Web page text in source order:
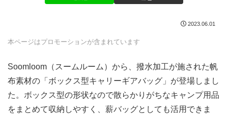
2023.06.01
本ページはプロモーションが含まれています
Soomloom（スームルーム）から、撥水加工が施された帆
布素材の「ボックス型キャリーギアバッグ」が登場しまし
た。ボックス型の形状なので散らかりがちなキャンプ用品
をまとめて収納しやすく、薪バッグとしても活用できま